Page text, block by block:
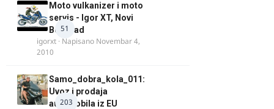
51
Moto vulkanizer i moto
servis - Igor XT, Novi
Beograd
igorxt · Napisano Novembar 4,
2010
203
Samo_dobra_kola_011:
Uvoz i prodaja
automobila iz EU